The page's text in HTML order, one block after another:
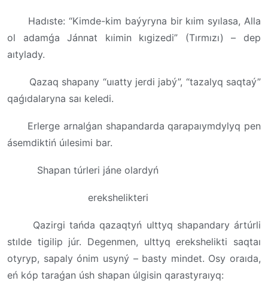
Hadıste: “Kimde-kim baýyryna bir kıim syılasa, Alla
ol adamǵa Jánnat kıimin kıgizedi” (Tırmızı) – dep
aıtylady.
Qazaq shapany “uıatty jerdi jabý”, “tazalyq saqtaý”
qaǵıdalaryna saı keledi.
Erlerge arnalǵan shapandarda qarapaıymdylyq pen
ásemdiktiń úılesimi bar.
Shapan túrleri jáne olardyń
erekshelikteri
Qazirgi tańda qazaqtyń ulttyq shapandary ártúrli
stılde tigilip júr. Degenmen, ulttyq erekshelikti saqtaı
otyryp, sapaly ónim usyný – basty mindet. Osy oraıda,
eń kóp taraǵan úsh shapan úlgisin qarastyraıyq: